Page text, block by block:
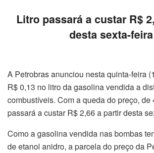
Litro passará a custar R$
desta sexta-feira
A Petrobras anunciou nesta quinta-feira
R$ 0,13 no litro da gasolina vendida a
combustíveis. Com a queda do preço, de
passará a custar R$ 2,66 a partir desta
Como a gasolina vendida nas bombas
de etanol anidro, a parcela do preço da